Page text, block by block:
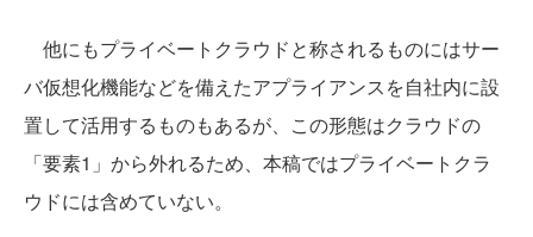
他にもプライベートクラウドと称されるものにはサー
バ仮想化機能などを備えたアプライアンスを自社内に設
置して活用するものもあるが、この形態はクラウドの
「要素1」から外れるため、本稿ではプライベートクラ
ウドには含めていない。